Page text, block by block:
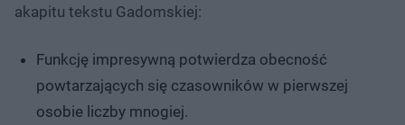
akapitu tekstu Gadomskiej:
Funkcję impresywną potwierdza obecność
powtarzających się czasowników w pierwszej
osobie liczby mnogiej.